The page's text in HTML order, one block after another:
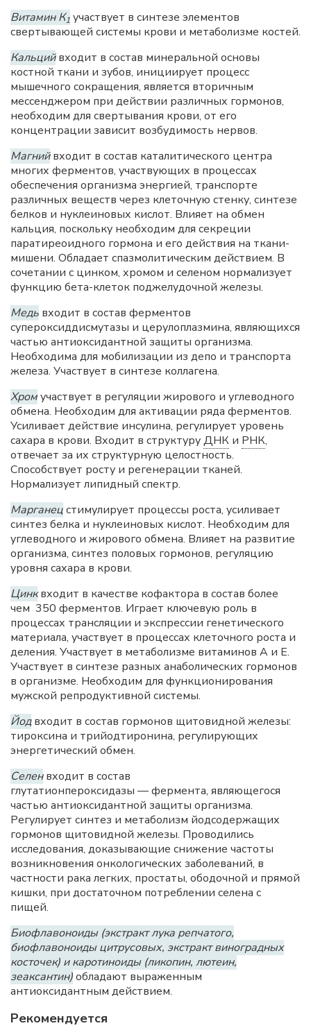
Витамин К1 участвует в синтезе элементов
свертывающей системы крови и метаболизме костей.
Кальцийвходит в состав минеральной основы
костной ткани и зубов, инициирует процесс
мышечного сокращения, является вторичным
мессенджером при действии различных гормонов,
необходим для свертывания крови, от его
концентрации зависит возбудимость нервов.
Магнийвходит в состав каталитического центра
многих ферментов, участвующих в процессах
обеспечения организма энергией, транспорте
различных веществ через клеточную стенку, синтезе
белков и нуклеиновых кислот. Влияет на обмен
кальция, поскольку необходим для секреции
паратиреоидного гормона и его действия на ткани-
мишени. Обладает спазмолитическим действием. В
сочетании с цинком, хромом и селеном нормализует
функцию бета-клеток поджелудочной железы.
Медь входит в состав ферментов
супероксиддисмутазы и церулоплазмина, являющихся
частью антиоксидантной защиты организма.
Необходима для мобилизации из депо и транспорта
железа. Участвует в синтезе коллагена.
Хромучаствует в регуляции жирового и углеводного
обмена. Необходим для активации ряда ферментов.
Усиливает действие инсулина, регулирует уровень
сахара в крови. Входит в структуруДНК и РНК,
отвечает за их структурную целостность.
Способствует росту и регенерации тканей.
Нормализует липидный спектр.
Марганецстимулирует процессы роста, усиливает
синтез белка и нуклеиновых кислот. Необходим для
углеводного и жирового обмена. Влияет на развитие
организма, синтез половых гормонов, регуляцию
уровня сахара в крови.
Цинквходит в качестве кофактора в состав более
чем 350 ферментов. Играет ключевую роль в
процессах трансляции и экспрессии генетического
материала, участвует в процессах клеточного роста и
деления. Участвует в метаболизме витаминов А и Е.
Участвует в синтезе разных анаболических гормонов
в организме. Необходим для функционирования
мужской репродуктивной системы.
Йодвходит в состав гормонов щитовидной железы:
тироксина и трийодтиронина, регулирующих
энергетический обмен.
Селенвходит в состав
глутатионпероксидазы — фермента, являющегося
частью антиоксидантной защиты организма.
Регулирует синтез и метаболизм йодсодержащих
гормонов щитовидной железы. Проводились
исследования, доказывающие снижение частоты
возникновения онкологических заболеваний, в
частности рака легких, простаты, ободочной и прямой
кишки, при достаточном потреблении селена с
пищей.
Биофлавоноиды (экстракт лука репчатого,
биофлавоноиды цитрусовых, экстракт виноградных
косточек) и каротиноиды (ликопин, лютеин,
зеаксантин)обладают выраженным
антиоксидантным действием.
Рекомендуется